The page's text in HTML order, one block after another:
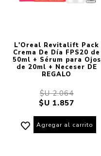
L'Oreal Revitalift Pack
Crema De Día FPS20 de
50ml + Sérum para Ojos
de 20ml + Neceser DE
REGALO
$U 2.064
$U 1.857
Agregar al carrito